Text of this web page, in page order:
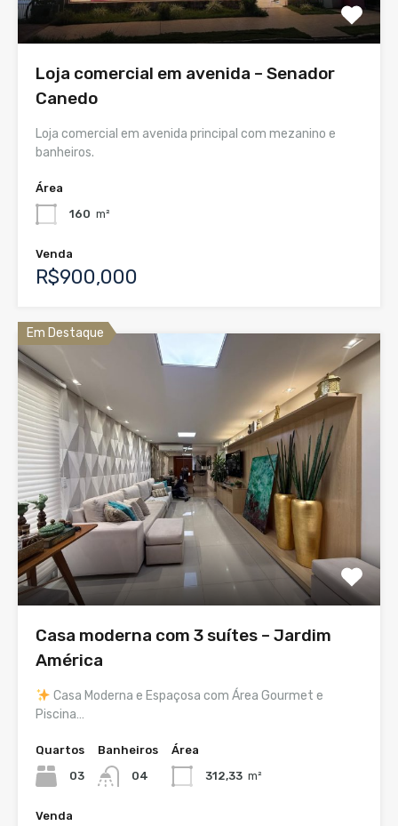
Loja comercial em avenida – Senador
Canedo
Loja comercial em avenida principal com mezanino e
banheiros.
Área
160 m²
Venda
R$900,000
Em Destaque
Casa moderna com 3 suítes – Jardim
América
Casa Moderna e Espaçosa com Área Gourmet e
Piscina…
Quartos
03
Banheiros
04
Área
312,33 m²
Venda